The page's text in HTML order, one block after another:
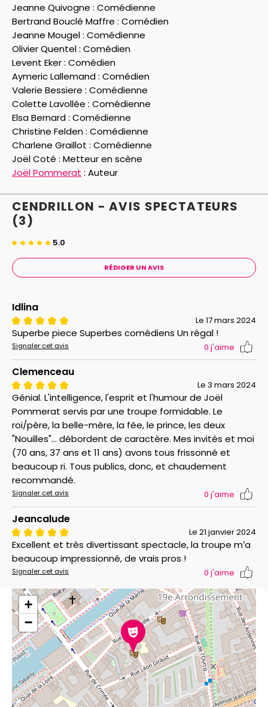
Jeanne Quivogne : Comédienne
Bertrand Bouclé Maffre : Comédien
Jeanne Mougel : Comédienne
Olivier Quentel : Comédien
Levent Eker : Comédien
Aymeric Lallemand : Comédien
Valerie Bessiere : Comédienne
Colette Lavollée : Comédienne
Elsa Bernard : Comédienne
Christine Felden : Comédienne
Charlene Graillot : Comédienne
Joël Coté : Metteur en scène
Joël Pommerat : Auteur
CENDRILLON - AVIS SPECTATEURS
(3)
5.0
RÉDIGER UN AVIS
Idlina
Le 17 mars 2024
Superbe piece Superbes comédiens Un régal !
Signaler cet avis 0 j'aime
Clemenceau
Le 3 mars 2024
Génial. L'intelligence, l'esprit et l'humour de Joël
Pommerat servis par une troupe formidable. Le
roi/père, la belle-mère, la fée, le prince, les deux
"Nouilles"... débordent de caractère. Mes invités et moi
(70 ans, 37 ans et 11 ans) avons tous frissonné et
beaucoup ri. Tous publics, donc, et chaudement
recommandé.
Signaler cet avis 0 j'aime
Jeancalude
Le 21 janvier 2024
Excellent et très divertissant spectacle, la troupe m’a
beaucoup impressionné, de vrais pros !
Signaler cet avis 0 j'aime
+
−